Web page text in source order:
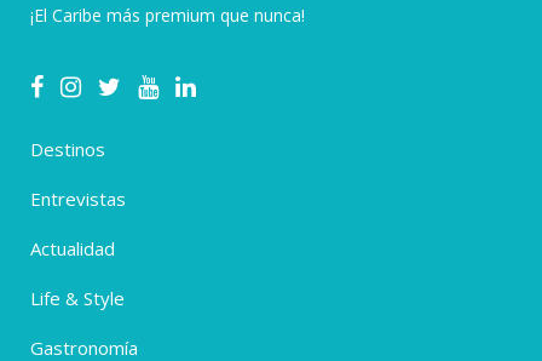
¡El Caribe más premium que nunca!
Destinos
Entrevistas
Actualidad
Life & Style
Gastronomía